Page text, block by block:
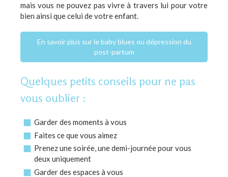
mais vous ne pouvez pas vivre à travers lui pour votre
bien ainsi que celui de votre enfant.
En savoir plus sur le baby blues ou dépression du
post-partum
Quelques petits conseils pour ne pas
vous oublier :
Garder des moments à vous
Faites ce que vous aimez
Prenez une soirée, une demi-journée pour vous
deux uniquement
Garder des espaces à vous